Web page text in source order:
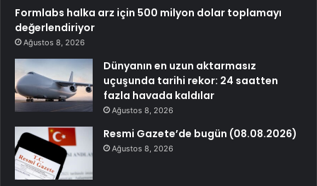
Formlabs halka arz için 500 milyon dolar toplamayı
değerlendiriyor
Ağustos 8, 2026
Dünyanın en uzun aktarmasız
uçuşunda tarihi rekor: 24 saatten
fazla havada kaldılar
Ağustos 8, 2026
Resmi Gazete’de bugün (08.08.2026)
Ağustos 8, 2026